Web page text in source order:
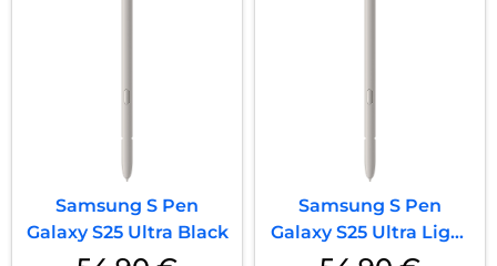
Samsung S Pen
Galaxy S25 Ultra Black
Samsung S Pen
Galaxy S25 Ultra Light
Grey